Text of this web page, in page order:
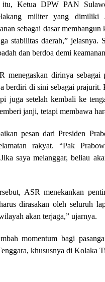
Ketua DPW PAN
militer yang dimiliki
sebagai dasar
stabilitas daerah,”
dan berdoa demi
menegaskan dirinya
berdiri di sini sebagai
juga setelah kembali ke
janji, tetapi membawa
pesan dari Presiden
rakyat. “Pak
saya melanggar, beliau
ASR menekankan
dirasakan oleh seluruh
akan terjaga,” ujarnya.
momentum bagi
khususnya di Kolaka